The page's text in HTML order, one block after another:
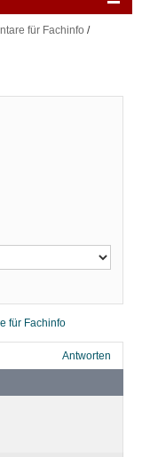
für Fachinfo /
für Fachinfo
Antworten